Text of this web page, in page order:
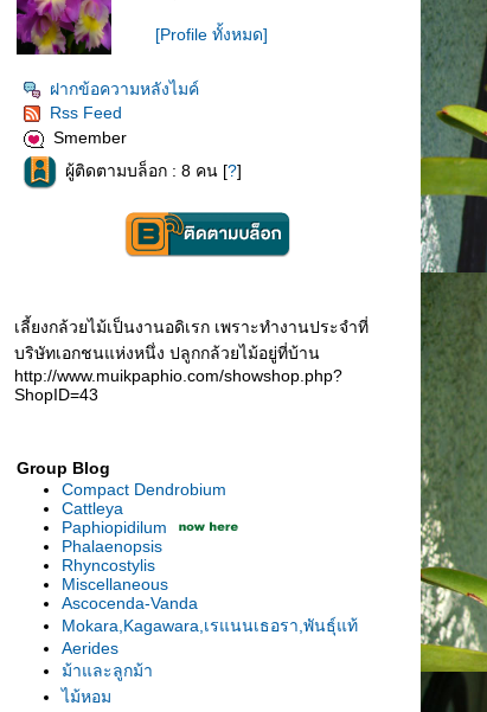
[Profile ทั้งหมด]
ฝากข้อความหลังไมค์
Rss Feed
Smember
ผู้ติดตามบล็อก : 8 คน [?]
เลี้ยงกล้วยไม้เป็นงานอดิเรก เพราะทำงานประจำที่
บริษัทเอกชนแห่งหนึ่ง ปลูกกล้วยไม้อยู่ที่บ้าน
http://www.muikpaphio.com/showshop.php?
ShopID=43
Group Blog
Compact Dendrobium
Cattleya
Paphiopidilum
Phalaenopsis
Rhyncostylis
Miscellaneous
Ascocenda-Vanda
Mokara,Kagawara,เรแนนเธอรา,พันธุ์แท้
Aerides
ม้าและลูกม้า
ไม้หอม